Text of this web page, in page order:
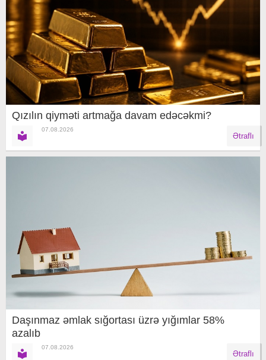
Qızılın qiyməti artmağa davam edəcəkmi?
07.08.2026
Ətraflı
Daşınmaz əmlak sığortası üzrə yığımlar 58%
azalıb
07.08.2026
Ətraflı